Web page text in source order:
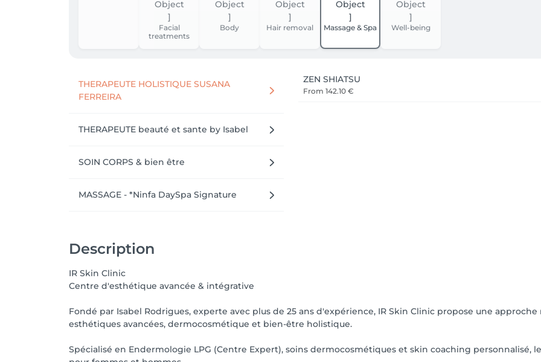
Facial
treatments
Body Hair removal Massage & Spa Well-being
THERAPEUTE HOLISTIQUE SUSANA
FERREIRA
THERAPEUTE beauté et sante by Isabel
SOIN CORPS & bien être
MASSAGE - *Ninfa DaySpa Signature
ZEN SHIATSU
From 142.10 €
Description
IR Skin Clinic
Centre d'esthétique avancée & intégrative
Fondé par Isabel Rodrigues, experte avec plus de 25 ans d'expérience, IR Skin Clinic propose une
esthétiques avancées, dermocosmétique et bien-être holistique.
Spécialisé en Endermologie LPG (Centre Expert), soins dermocosmétiques et skin coaching personnalisé,